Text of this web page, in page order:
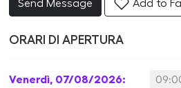
Send Message Add to
ORARI DI APERTURA
Venerdì, 07/08/2026: